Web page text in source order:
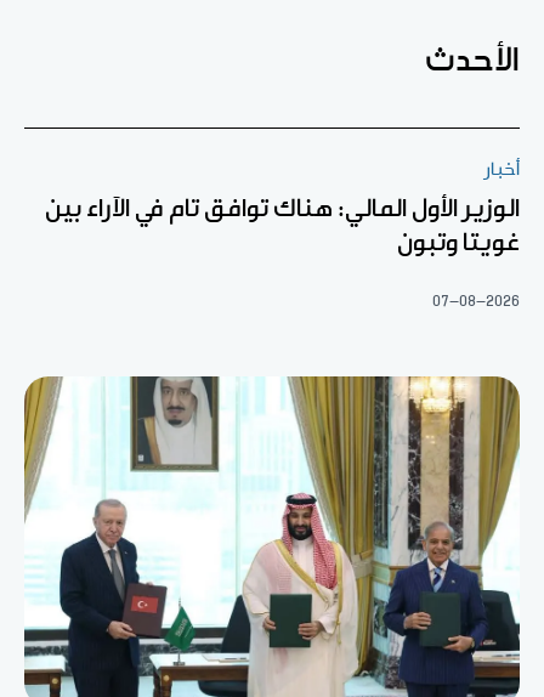
الأحدث
أخبار
الوزير الأول المالي: هناك توافق تام في الآراء بين
غويتا وتبون
07-08-2026